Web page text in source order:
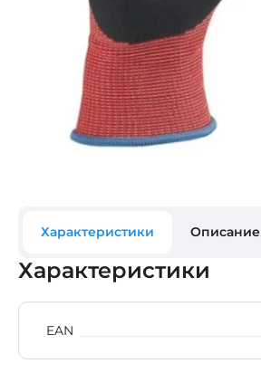
Характеристики Описание
Характеристики
EAN